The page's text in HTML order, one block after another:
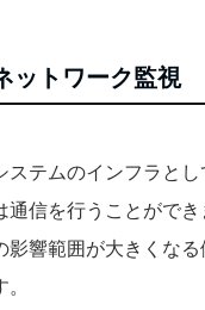
ットワーク監視
ステムのインフラと
通信を行うことがで
影響範囲が大きくな